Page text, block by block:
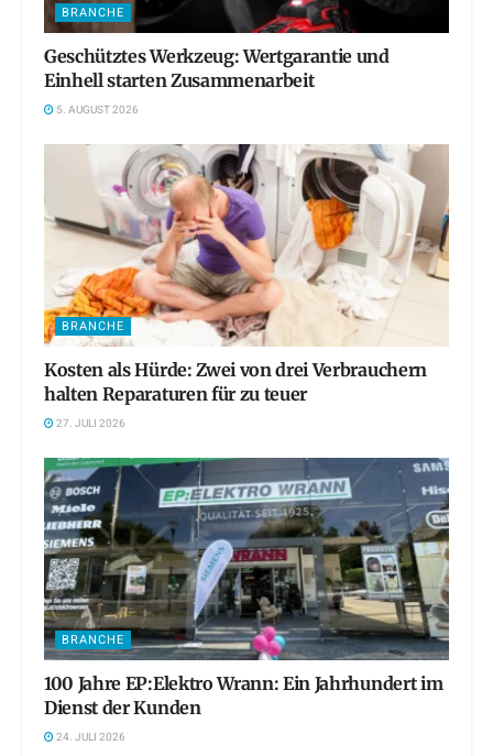
BRANCHE
Geschütztes Werkzeug: Wertgarantie und
Einhell starten Zusammenarbeit
5. AUGUST 2026
BRANCHE
Kosten als Hürde: Zwei von drei Verbrauchern
halten Reparaturen für zu teuer
27. JULI 2026
BRANCHE
100 Jahre EP:Elektro Wrann: Ein Jahrhundert im
Dienst der Kunden
24. JULI 2026